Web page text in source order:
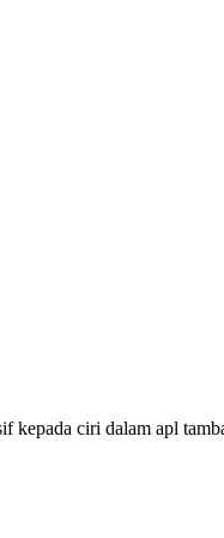
kepada ciri dalam apl